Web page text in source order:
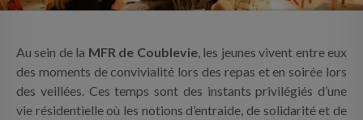
VIE RÉSIDENTIELLE
MOBILITÉ
INFOS PRATIQUES
CONTACT
Au sein de la MFR de Coublevie, les jeunes vivent entre eux
des moments de convivialité lors des repas et en soirée lors
des veillées. Ces temps sont des instants privilégiés d’une
vie résidentielle où les notions d’entraide, de solidarité et de